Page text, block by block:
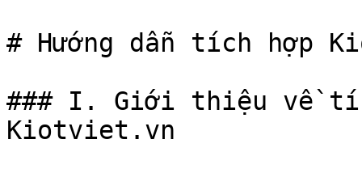
# Hướng dẫn tích hợp
### I. Giới thiệu về
Kiotviet.vn